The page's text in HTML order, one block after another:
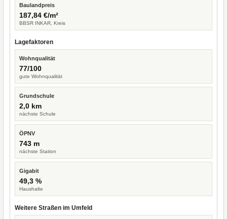
Baulandpreis
187,84 €/m²
BBSR INKAR, Kreis
Lagefaktoren
Wohnqualität
77/100
gute Wohnqualität
Grundschule
2,0 km
nächste Schule
ÖPNV
743 m
nächste Station
Gigabit
49,3 %
Haushalte
Weitere Straßen im Umfeld